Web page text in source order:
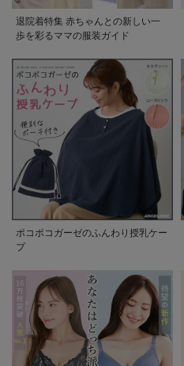
退院着特集 赤ちゃんとの新しい一
歩を彩るママの服装ガイド
ポコポコガーゼのふんわり授乳ケー
プ